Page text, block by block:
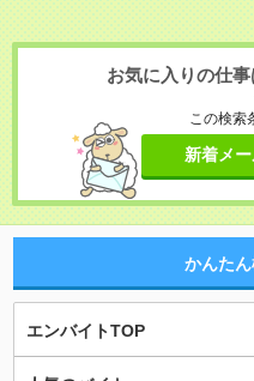
お気に入りの仕
この検索
新着メ
かんた
エンバイトTOP